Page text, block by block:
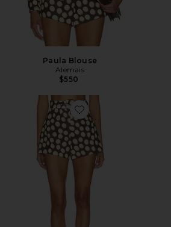
Paula Blouse
Alemais
$550
Favorite Paula Corset Short